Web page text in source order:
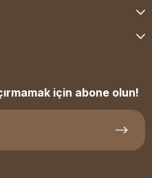
için abone olun!